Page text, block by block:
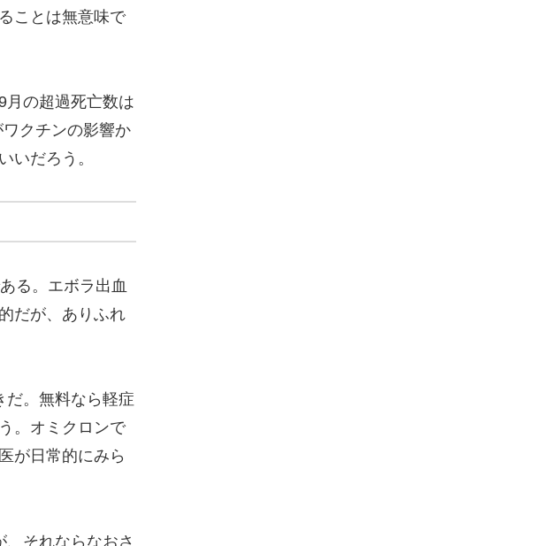
ことは無意味で
月の超過死亡数は
クチンの影響か
いだろう。
る。エボラ出血
だが、ありふれ
だ。無料なら軽症
。オミクロンで
が日常的にみら
、それならなおさ